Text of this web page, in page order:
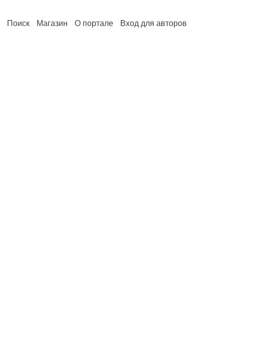
Поиск Магазин О портале Вход для авторов